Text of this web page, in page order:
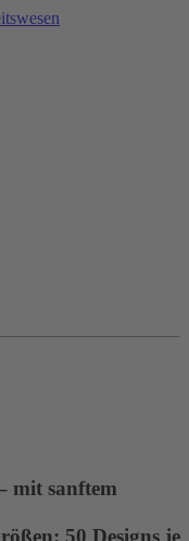
mit sanftem
50 Designs je